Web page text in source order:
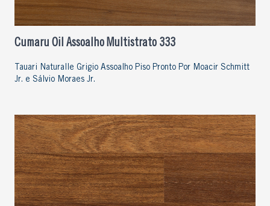
Cumaru Oil Assoalho Multistrato 333
Tauari Naturalle Grigio Assoalho Piso Pronto Por Moacir Schmitt
Jr. e Sálvio Moraes Jr.